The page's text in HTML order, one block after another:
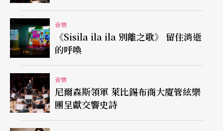
接下來還有五場節目，包括高雄市立國樂團拉弦組
組長彭美君的「師生音樂會」、「暢想—室內樂之
夜」、「絲竹狂想歡樂夜」、「世界風．台灣情」
與「『失聰』—迷路在東方西方．當代與傳統」
等。
鋼琴加電影，發現貝多芬的秘密心情
音樂
《Sisila ila ila 別離之歌》 留住消逝
的呼喚
音樂
尼爾森斯領軍 萊比錫布商大廈管絃樂
團呈獻交響史詩